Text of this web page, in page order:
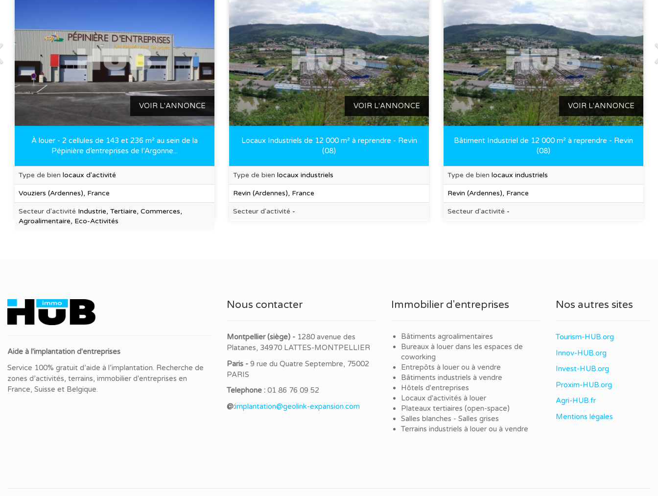
VOIR L'ANNONCE
À louer - 2 cellules de 143 et 236 m² au sein de la
Pépinière d’entreprises de l’Argonne...
Type de bien locaux d'activité
Vouziers (Ardennes), France
Secteur d'activité Industrie, Tertiaire, Commerces,
Agroalimentaire, Eco-Activités
VOIR L'ANNONCE
Locaux Industriels de 12 000 m² à reprendre - Revin
(08)
Type de bien locaux industriels
Revin (Ardennes), France
Secteur d'activité -
VOIR L'ANNONCE
Bâtiment Industriel de 12 000 m² à reprendre - Revin
(08)
Type de bien locaux industriels
Revin (Ardennes), France
Secteur d'activité -
Aide à l'implantation d'entreprises
Service 100% gratuit d’aide à l’implantation. Recherche de
zones d’activités, terrains, immobilier d'entreprises en
France, Suisse et Belgique.
Nous contacter
Montpellier (siège) - 1280 avenue des
Platanes, 34970 LATTES-MONTPELLIER
Paris - 9 rue du Quatre Septembre, 75002
PARIS
Telephone : 01 86 76 09 52
@:implantation@geolink-expansion.com
Immobilier d'entreprises
Bâtiments agroalimentaires
Bureaux à louer dans les espaces de
coworking
Entrepôts à louer ou à vendre
Bâtiments industriels à vendre
Hôtels d'entreprises
Locaux d'activités à louer
Plateaux tertiaires (open-space)
Salles blanches - Salles grises
Terrains industriels à louer ou à vendre
Nos autres sites
Tourism-HUB.org
Innov-HUB.org
Invest-HUB.org
Proxim-HUB.org
Agri-HUB.fr
Mentions légales